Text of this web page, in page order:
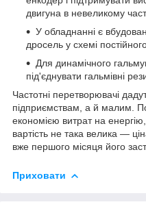
двигуна в невеликому
У обладнанні є
дросель у схемі
Для динамічного
під'єднувати гальмівні
Частотні перетворювачі
підприємствам, а й малим.
економією витрат на
вартість не така велика —
вже першого місяця його
Приховати